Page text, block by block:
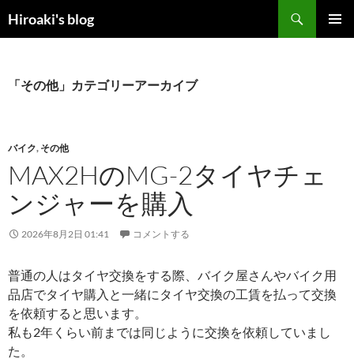
ンHiroaki's blog
索
「その他」カテゴリーアーカイブ
バイク, その他
MAX2HのMG-2タイヤチェ
ンジャーを購入
2026年8月2日 01:41 コメントする
普通の人はタイヤ交換をする際、バイク屋さんやバイク用
品店でタイヤ購入と一緒にタイヤ交換の工賃を払って交換
を依頼すると思います。
私も2年くらい前までは同じように交換を依頼していまし
た。